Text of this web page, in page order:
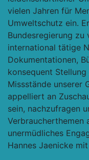
vielen Jahren für
Umweltschutz ein.
Bundesregierung
international tätige
Dokumentationen,
konsequent
Missstände unserer
appelliert an
sein, nachzufragen
Verbraucherthemen
unermüdliches
Hannes Jaenicke